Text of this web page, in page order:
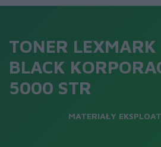
TONER
BLACK
5000 STR
MATERIAŁY